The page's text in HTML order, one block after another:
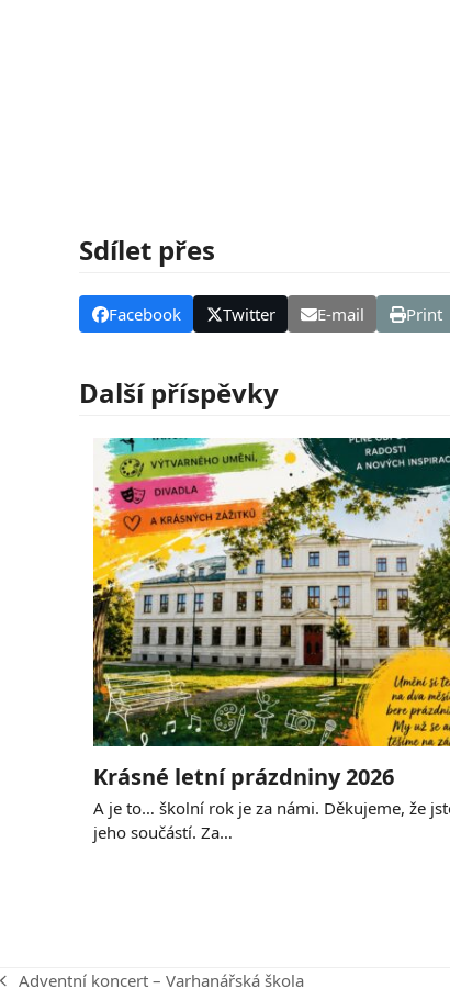
Sdílet přes
Facebook Twitter E-mail Print
Další příspěvky
Krásné letní prázdniny 2026
A je to… školní rok je za námi. Děkujeme, že
jeho součástí. Za…
Adventní koncert – Varhanářská škola